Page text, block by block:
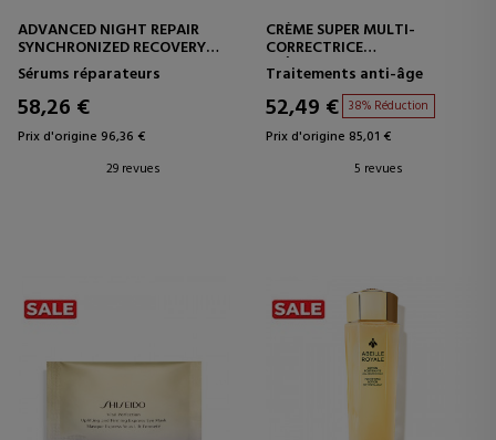
ADVANCED NIGHT REPAIR
SYNCHRONIZED RECOVERY
COMPLEX
SÉRUM RÉPARATEUR POUR LE
VISAGE
Sérums réparateurs
58,26 €
Prix d'origine 96,36 €
29 revues
CRÈME SUPER MULTI-
CORRECTRICE
CRÈME MULTI-CORRECTRICE
Traitements anti-âge
52,49 € 38% Réduction
Prix d'origine 85,01 €
5 revues